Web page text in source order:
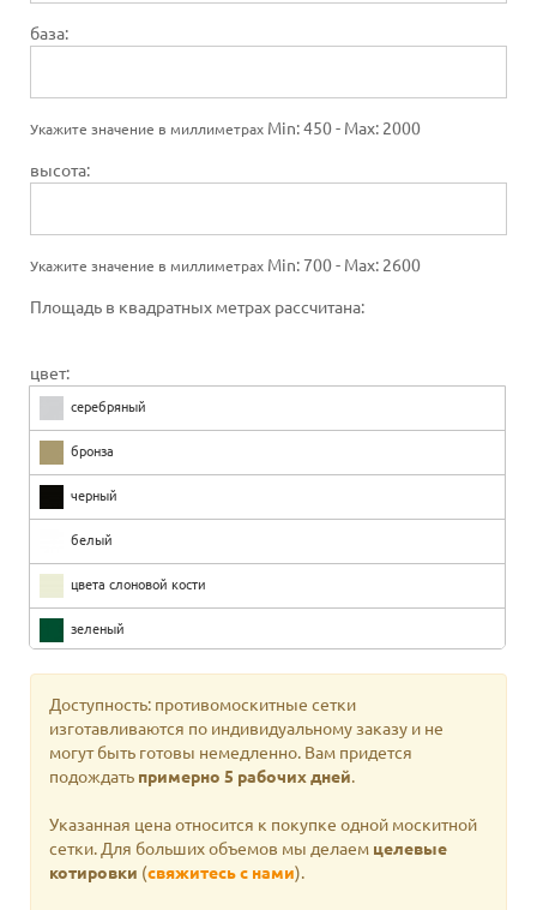
база:
Укажите значение в миллиметрах Min: 450 - Max: 2000
высота:
Укажите значение в миллиметрах Min: 700 - Max: 2600
Площадь в квадратных метрах рассчитана:
цвет:
серебряный
бронза
черный
белый
цвета слоновой кости
зеленый
коричневый
Light Walnut
Cherry Wood
Доступность: противомоскитные сетки
изготавливаются по индивидуальному заказу и не
могут быть готовы немедленно. Вам придется
подождать примерно 5 рабочих дней.
Указанная цена относится к покупке одной москитной
сетки. Для больших объемов мы делаем целевые
котировки (свяжитесь с нами).